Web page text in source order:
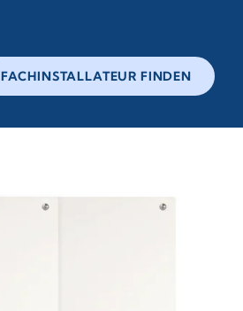
FACHINSTALLATEUR FINDEN